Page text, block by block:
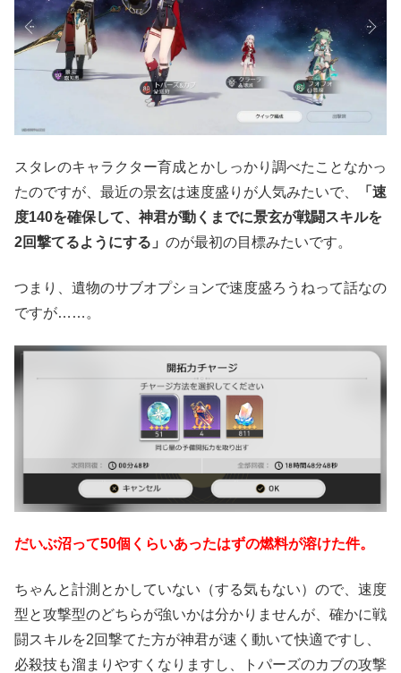
スタレのキャラクター育成とかしっかり調べたことなかっ
たのですが、最近の景玄は速度盛りが人気みたいで、
「速
度140を確保して、神君が動くまでに景玄が戦闘スキルを
2回撃てるようにする」 のが最初の目標みたいです。
つまり、遺物のサブオプションで速度盛ろうねって話なの
ですが……。
だいぶ沼って50個くらいあったはずの燃料が溶けた件。
ちゃんと計測とかしていない（する気もない）ので、速度
型と攻撃型のどちらが強いかは分かりませんが、確かに戦
闘スキルを2回撃てた方が神君が速く動いて快適ですし、
必殺技も溜まりやすくなりますし、トパーズのカブの攻撃